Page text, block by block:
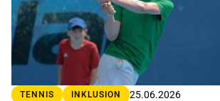
TENNIS INKLUSION 25.06.2026